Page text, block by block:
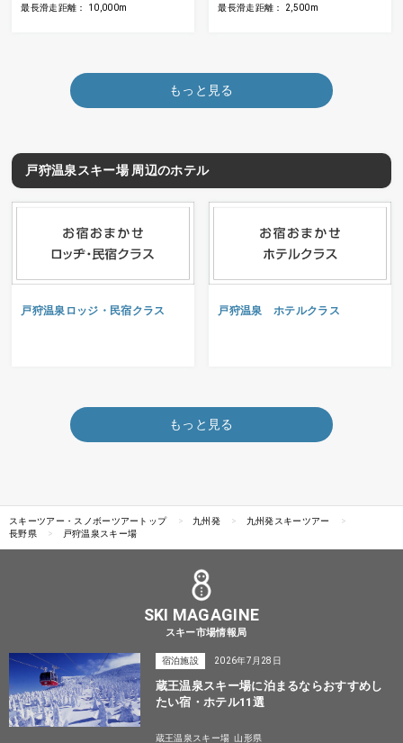
最長滑走距離： 10,000m
最長滑走距離： 2,500m
もっと見る
戸狩温泉スキー場 周辺のホテル
戸狩温泉ロッジ・民宿クラス 戸狩温泉 ホテルクラス
もっと見る
スキーツアー・スノボーツアートップ 九州発
九州発スキーツアー
長野県
戸狩温泉スキー場
SKI MAGAGINE
スキー市場情報局
宿泊施設 2026年7月28日
蔵王温泉スキー場に泊まるならおすすめし
たい宿・ホテル11選
蔵王温泉スキー場 山形県